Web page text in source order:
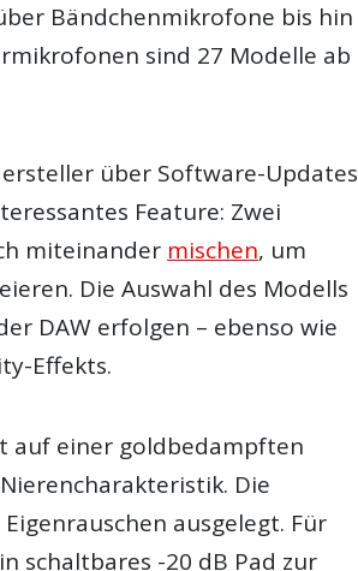
Bändchenmikrofone bis hin
sind 27 Modelle ab
über Software-Updates
Feature: Zwei
miteinander mischen, um
Die Auswahl des Modells
DAW erfolgen – ebenso wie
Effekts.
auf einer goldbedampften
Die
ausgelegt. Für
schaltbares -20 dB Pad zur